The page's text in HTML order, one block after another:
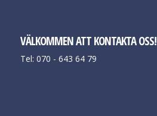
VÄLKOMMEN ATT KONTAKTA OSS!
Tel: 070 - 643 64 79